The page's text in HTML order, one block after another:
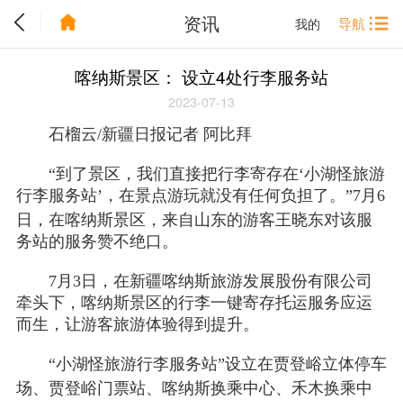
我的 导航
资讯
喀纳斯景区： 设立4处行李服务站
2023-07-13
石榴云/新疆日报记者 阿比拜
“到了景区，我们直接把行李寄存在‘小湖怪旅游
行李服务站’，在景点游玩就没有任何负担了。”7月6
日，在喀纳斯景区，来自山东的游客王晓东对该服
务站的服务赞不绝口。
7月3日，在新疆喀纳斯旅游发展股份有限公司
牵头下，喀纳斯景区的行李一键寄存托运服务应运
而生，让游客旅游体验得到提升。
“小湖怪旅游行李服务站”设立在贾登峪立体停车
场、贾登峪门票站、喀纳斯换乘中心、 禾木换乘中